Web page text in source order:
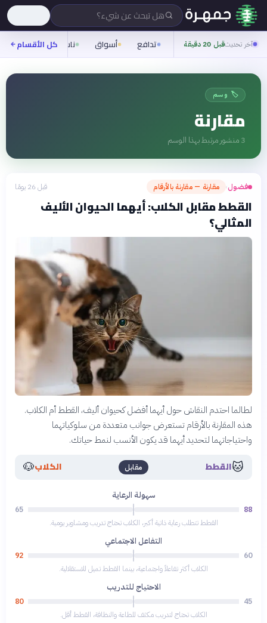
هل تبحث عن شيء؟
آخر تحديثقبل 20 دقيقة تدافع أسواق ناس روح
كل الأقسام
🏷️ وسم
مقارنة
3 منشور مرتبط بهذا الوسم
فضول› مقارنة — مقارنة بالأرقام قبل 26 يومًا
القطط مقابل الكلاب: أيهما الحيوان الأليف
المثالي؟
لطالما احتدم النقاش حول أيهما أفضل كحيوان أليف، القطط أم الكلاب.
هذه المقارنة بالأرقام تستعرض جوانب متعددة من سلوكياتهما
واحتياجاتهما لتحديد أيهما قد يكون الأنسب لنمط حياتك.
🐱القطط مقابل الكلاب🐶
سهولة الرعاية
88
65
القطط تتطلب رعاية ذاتية أكبر، الكلاب تحتاج تدريب ومشاوير يومية.
التفاعل الاجتماعي
60
92
الكلاب أكثر تفاعلاً واجتماعية، بينما القطط تميل للاستقلالية.
الاحتياج للتدريب
45
80
الكلاب تحتاج لتدريب مكثف للطاعة والنظافة، القطط أقل.